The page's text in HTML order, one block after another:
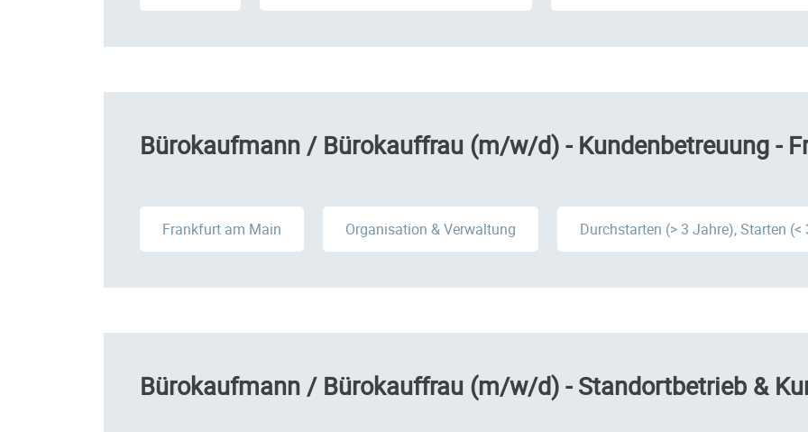
Bürokaufmann / Bürokauffrau (m/w/d) - Kundenbetreuung -
Frankfurt am Main Organisation & Verwaltung Durchstarten (> 3 Jahre), Starten
Bürokaufmann / Bürokauffrau (m/w/d) - Standortbetrieb &